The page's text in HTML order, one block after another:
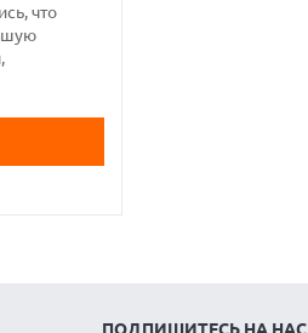
что
ПОДПИШИТЕСЬ НА НАС